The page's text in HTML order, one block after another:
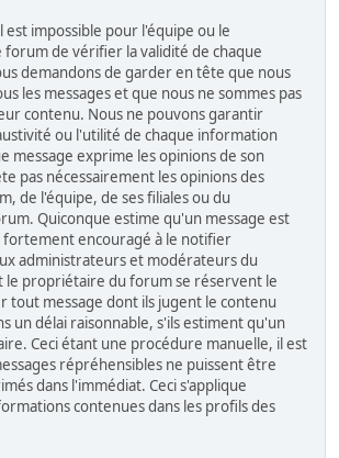
impossible pour l'équipe ou le
de vérifier la validité de chaque
demandons de garder en tête que nous
les messages et que nous ne sommes pas
contenu. Nous ne pouvons garantir
ou l'utilité de chaque information
message exprime les opinions de son
pas nécessairement les opinions des
de l'équipe, de ses filiales ou du
Quiconque estime qu'un message est
encouragé à le notifier
administrateurs et modérateurs du
le propriétaire du forum se réservent le
tout message dont ils jugent le contenu
un délai raisonnable, s'ils estiment qu'un
Ceci étant une procédure manuelle, il est
répréhensibles ne puissent être
dans l'immédiat. Ceci s'applique
contenues dans les profils des